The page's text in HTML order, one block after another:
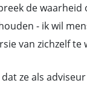
de
- ik wil
van zichzelf te
ze als